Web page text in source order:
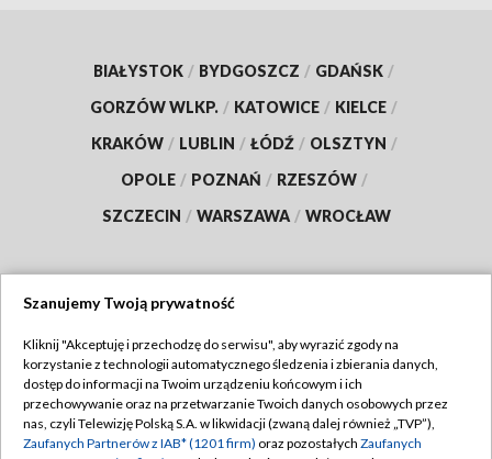
BIAŁYSTOK / BYDGOSZCZ / GDAŃSK /
GORZÓW WLKP. / KATOWICE / KIELCE /
KRAKÓW / LUBLIN / ŁÓDŹ / OLSZTYN /
OPOLE / POZNAŃ / RZESZÓW /
SZCZECIN / WARSZAWA / WROCŁAW
TVP
Abonament TVP
Emisja w TVP
Regulamin TVP
Polityka prywatności
Szanujemy Twoją prywatność
Kliknij "Akceptuję i przechodzę do serwisu", aby wyrazić zgody na
korzystanie z technologii automatycznego śledzenia i zbierania danych,
dostęp do informacji na Twoim urządzeniu końcowym i ich
przechowywanie oraz na przetwarzanie Twoich danych osobowych przez
nas, czyli Telewizję Polską S.A. w likwidacji (zwaną dalej również „TVP”),
Zaufanych Partnerów z IAB* (1201 firm) oraz pozostałych Zaufanych